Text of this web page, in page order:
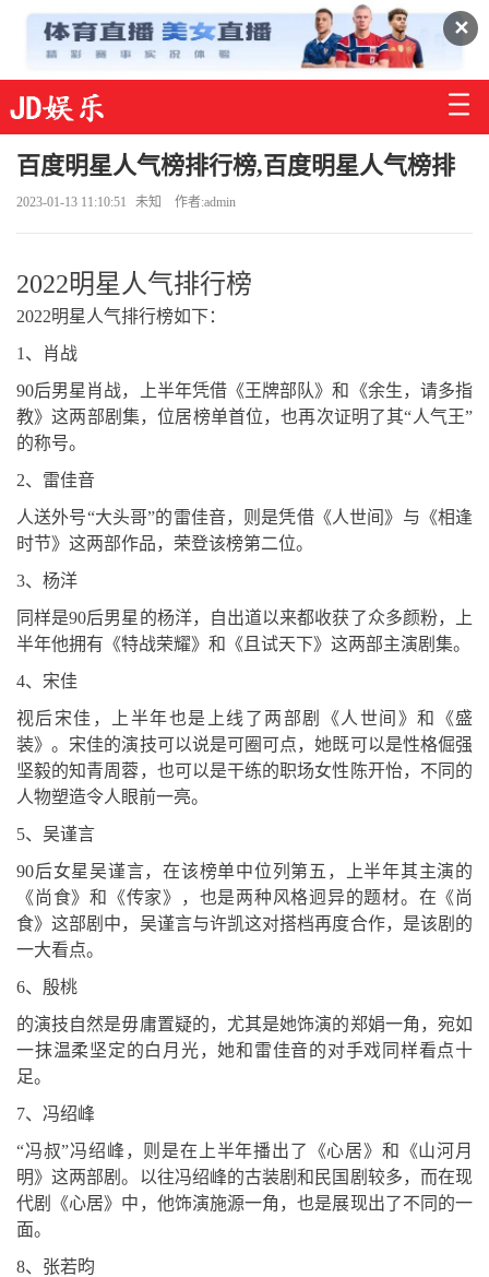
✕
百度明星人气榜排行榜,百度明星人气榜排
2023-01-13 11:10:51 未知 作者:admin
2022明星人气排行榜
2022明星人气排行榜如下：
1、肖战
90后男星肖战，上半年凭借《王牌部队》和《余生，请多指
教》这两部剧集，位居榜单首位，也再次证明了其“人气王”
的称号。
2、雷佳音
人送外号“大头哥”的雷佳音，则是凭借《人世间》与《相逢
时节》这两部作品，荣登该榜第二位。
3、杨洋
同样是90后男星的杨洋，自出道以来都收获了众多颜粉，上
半年他拥有《特战荣耀》和《且试天下》这两部主演剧集。
4、宋佳
视后宋佳，上半年也是上线了两部剧《人世间》和《盛
装》。宋佳的演技可以说是可圈可点，她既可以是性格倔强
坚毅的知青周蓉，也可以是干练的职场女性陈开怡，不同的
人物塑造令人眼前一亮。
5、吴谨言
90后女星吴谨言，在该榜单中位列第五，上半年其主演的
《尚食》和《传家》，也是两种风格迥异的题材。在《尚
食》这部剧中，吴谨言与许凯这对搭档再度合作，是该剧的
一大看点。
6、殷桃
的演技自然是毋庸置疑的，尤其是她饰演的郑娟一角，宛如
一抹温柔坚定的白月光，她和雷佳音的对手戏同样看点十
足。
7、冯绍峰
“冯叔”冯绍峰，则是在上半年播出了《心居》和《山河月
明》这两部剧。以往冯绍峰的古装剧和民国剧较多，而在现
代剧《心居》中，他饰演施源一角，也是展现出了不同的一
面。
8、张若昀